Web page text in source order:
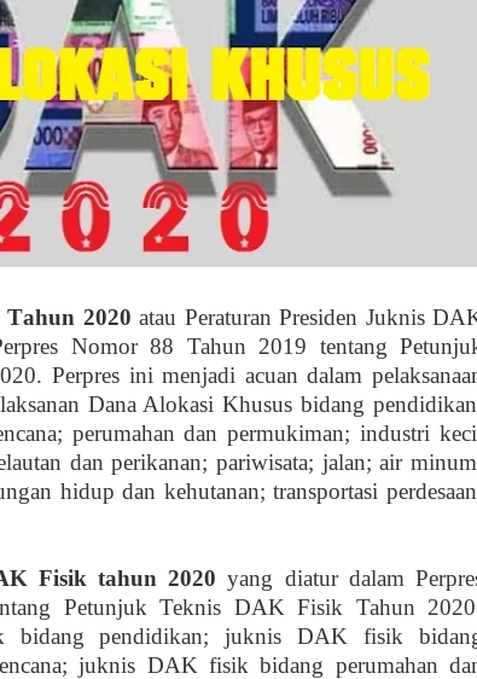
Tahun 2020 atau Peraturan Presiden Juknis
erpres Nomor 88 Tahun 2019 tentang
Perpres ini menjadi acuan dalam
Dana Alokasi Khusus bidang
perumahan dan permukiman; industri
dan perikanan; pariwisata; jalan; air
hidup dan kehutanan; transportasi
Fisiktahun 2020 yang diatur dalam P
Petunjuk Teknis DAK Fisik Tahun 2020
pendidikan; juknis DAK fisik
juknis DAK fisik bidang perumahan